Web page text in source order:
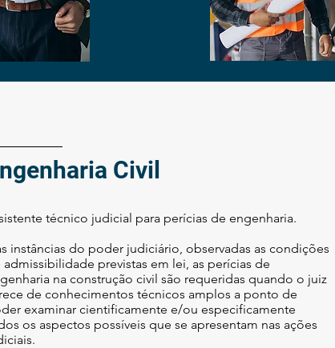
Civil
técnico judicial para perícias de engenharia.
instâncias do poder judiciário, observadas as condições
admissibilidade previstas em lei, as perícias de
na construção civil são requeridas quando o juiz
de conhecimentos técnicos amplos a ponto de
examinar cientificamente e/ou especificamente
os aspectos possíveis que se apresentam nas ações